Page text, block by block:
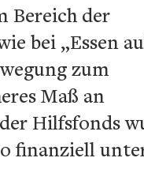
Bereich der
bei „Essen
zum
Maß an
Hilfsfonds
finanziell